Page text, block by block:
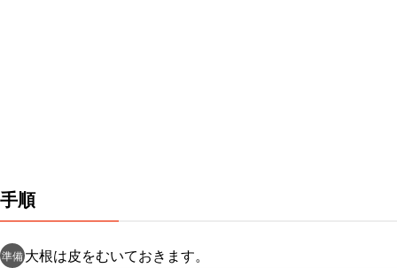
手順
準備 大根は皮をむいておきます。